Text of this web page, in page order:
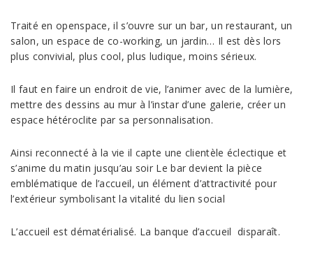
Traité en openspace, il s’ouvre sur un bar, un restaurant, un
salon, un espace de co-working, un jardin… Il est dès lors
plus convivial, plus cool, plus ludique, moins sérieux.
Il faut en faire un endroit de vie, l’animer avec de la lumière,
mettre des dessins au mur à l’instar d’une galerie, créer un
espace hétéroclite par sa personnalisation.
Ainsi reconnecté à la vie il capte une clientèle éclectique et
s’anime du matin jusqu’au soir Le bar devient la pièce
emblématique de l’accueil, un élément d’attractivité pour
l’extérieur symbolisant la vitalité du lien social
L’accueil est dématérialisé. La banque d’accueil disparaît.